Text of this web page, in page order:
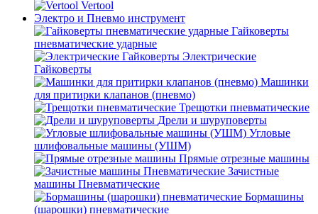
Vertool
Электро и Пневмо инструмент
Гайковерты
пневматические ударные
Электрические
Гайковерты
Машинки
для притирки клапанов (пневмо)
Трещотки пневматические
Дрели и шуруповерты
Угловые
шлифовальные машины (УШМ)
Прямые отрезные машины
Зачистные
машины Пневматические
Бормашины
(шарошки) пневматические